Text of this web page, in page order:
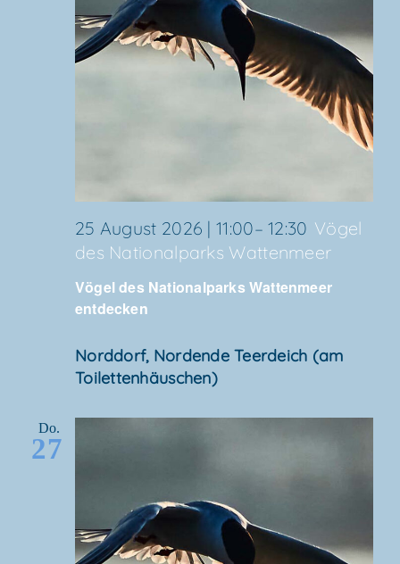
Vögel des Natio­nal­parks Wat­ten­meer
entdecken
25 August 2026 | 11:00–12:30 Vögel
des Natio­nal­parks Wattenmeer
Nord­dorf, Nor­den­de Teer­deich (am
Toilettenhäuschen)
Do.
27